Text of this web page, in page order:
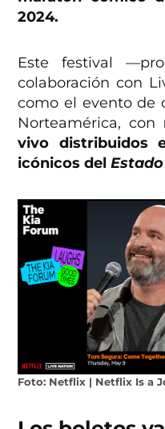
2024.
Este festival
colaboración con
como el evento de
Norteamérica, con
vivo distribuidos
icónicos del
Foto: Netflix | Netflix Is a